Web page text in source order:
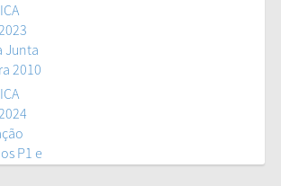
Junta
2010
P1 e